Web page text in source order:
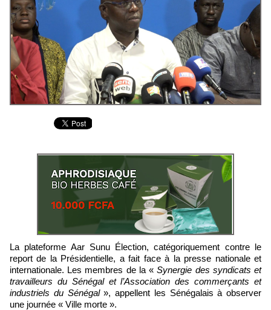
La plateforme Aar Sunu Élection, catégoriquement contre le
report de la Présidentielle, a fait face à la presse nationale et
internationale. Les membres de la «Synergie des syndicats et
travailleurs du Sénégal et l’Association des commerçants et
industriels du Sénégal», appellent les Sénégalais à observer
une journée « Ville morte ».